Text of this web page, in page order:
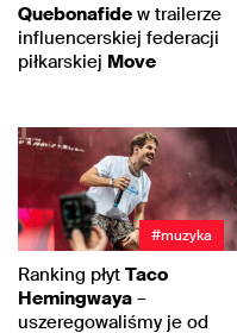
Quebonafide w trailerze
influencerskiej federacji
piłkarskiej Move
#muzyka
Ranking płyt Taco
Hemingwaya –
uszeregowaliśmy je od